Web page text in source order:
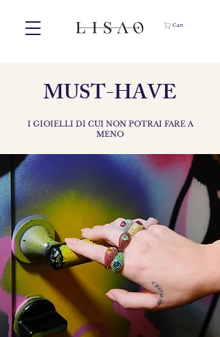
Cart
MUST-HAVE
I GIOIELLI DI CUI NON POTRAI FARE A
MENO